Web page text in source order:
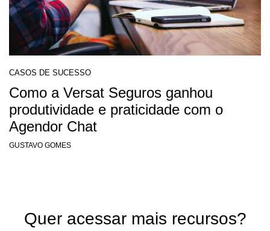
CASOS DE SUCESSO
Como a Versat Seguros ganhou
produtividade e praticidade com o
Agendor Chat
GUSTAVO GOMES
Quer acessar mais recursos?